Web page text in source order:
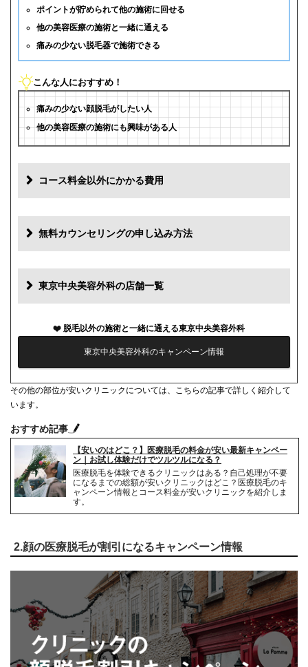
ポイントが貯められて他の施術に回せる
他の美容医療の施術と一緒に通える
痛みの少ない脱毛器で施術できる
こんな人におすすめ！
痛みの少ない顔脱毛がしたい人
他の美容医療の施術にも興味がある人
コース料金以外にかかる費用
初診料 0円
再診料 0円
薬代 0円
シェービング代 3,060円(税込)
麻酔代 有料
キャンセル料
解約事務手数料 返金額の10%(最大2万円)
無料カウンセリングの申し込み方法
東京中央美容外科の店舗一覧
脱毛以外の施術と一緒に通える東京中央美容外科
東京中央美容外科のキャンペーン情報
その他の部位が安いクリニックについては、こちらの記事で詳しく紹介して
います。
おすすめ記事
【安いのはどこ？】医療脱毛の料金が安い最新キャンペー
ン｜お試し体験だけでツルツルになる？
医療脱毛を体験できるクリニックはある？自己処理が不要
になるまでの総額が安いクリニックはどこ？医療脱毛のキ
ャンペーン情報とコース料金が安いクリニックを紹介しま
す。
2.顔の医療脱毛が割引になるキャンペーン情報